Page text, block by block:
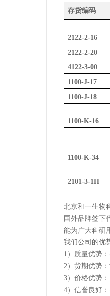
存货编码
2122-2-16
2122-2-20
4122-3-00
1100-J-17
1100-J-18
1100-K-16
1100-K-34
2101-3-1H
北京和一生物
国外品牌签下
能为广大科研
我们公司的优
1）质量优势
2）货期优势
3）价格优势
4）信誉良好